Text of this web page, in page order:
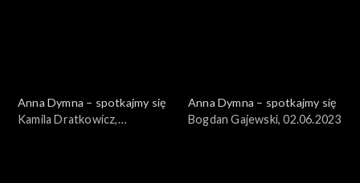
Anna Dymna – spotkajmy się
Kamila Dratkowicz,
Anna Dymna – spotkajmy się
Bogdan Gajewski, 02.06.2023